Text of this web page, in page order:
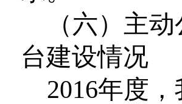
（六）主
台建设情况
2016年度